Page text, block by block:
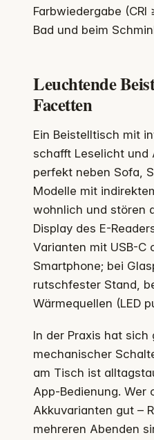
Farbwiedergabe
Bad und beim
Leuchtende
Facetten
Ein Beistelltisch mit
schafft Leselicht und
perfekt neben Sofa,
Modelle mit
wohnlich und stören
Display des E-
Varianten mit USB-C
Smartphone; bei
rutschfester Stand,
Wärmequellen (LED
In der Praxis hat sich
mechanischer
am Tisch ist
App-Bedienung.
Akkuvarianten gut –
mehreren Abenden